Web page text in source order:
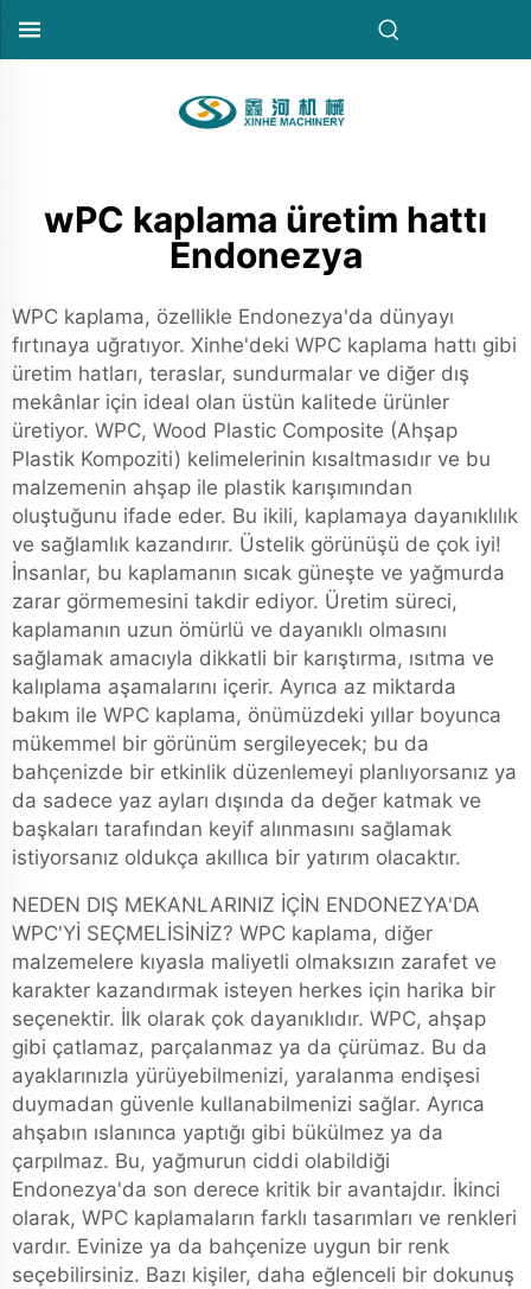
wPC kaplama üretim hattı
Endonezya
WPC kaplama, özellikle Endonezya'da dünyayı
fırtınaya uğratıyor. Xinhe'deki WPC kaplama hattı gibi
üretim hatları, teraslar, sundurmalar ve diğer dış
mekânlar için ideal olan üstün kalitede ürünler
üretiyor. WPC, Wood Plastic Composite (Ahşap
Plastik Kompoziti) kelimelerinin kısaltmasıdır ve bu
malzemenin ahşap ile plastik karışımından
oluştuğunu ifade eder. Bu ikili, kaplamaya dayanıklılık
ve sağlamlık kazandırır. Üstelik görünüşü de çok iyi!
İnsanlar, bu kaplamanın sıcak güneşte ve yağmurda
zarar görmemesini takdir ediyor. Üretim süreci,
kaplamanın uzun ömürlü ve dayanıklı olmasını
sağlamak amacıyla dikkatli bir karıştırma, ısıtma ve
kalıplama aşamalarını içerir. Ayrıca az miktarda
bakım ile WPC kaplama, önümüzdeki yıllar boyunca
mükemmel bir görünüm sergileyecek; bu da
bahçenizde bir etkinlik düzenlemeyi planlıyorsanız ya
da sadece yaz ayları dışında da değer katmak ve
başkaları tarafından keyif alınmasını sağlamak
istiyorsanız oldukça akıllıca bir yatırım olacaktır.
NEDEN DIŞ MEKANLARINIZ İÇİN ENDONEZYA'DA
WPC'Yİ SEÇMELİSİNİZ? WPC kaplama, diğer
malzemelere kıyasla maliyetli olmaksızın zarafet ve
karakter kazandırmak isteyen herkes için harika bir
seçenektir. İlk olarak çok dayanıklıdır. WPC, ahşap
gibi çatlamaz, parçalanmaz ya da çürümaz. Bu da
ayaklarınızla yürüyebilmenizi, yaralanma endişesi
duymadan güvenle kullanabilmenizi sağlar. Ayrıca
ahşabın ıslanınca yaptığı gibi bükülmez ya da
çarpılmaz. Bu, yağmurun ciddi olabildiği
Endonezya'da son derece kritik bir avantajdır. İkinci
olarak, WPC kaplamaların farklı tasarımları ve renkleri
vardır. Evinize ya da bahçenize uygun bir renk
seçebilirsiniz. Bazı kişiler, daha eğlenceli bir dokunuş